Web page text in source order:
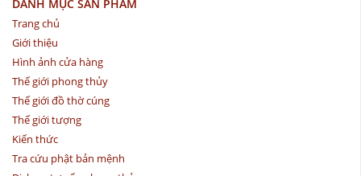
DANH MỤC SẢN PHẨM
Trang chủ
Giới thiệu
Hình ảnh cửa hàng
Thế giới phong thủy
Thế giới đồ thờ cúng
Thế giới tượng
Kiến thức
Tra cứu phật bản mệnh